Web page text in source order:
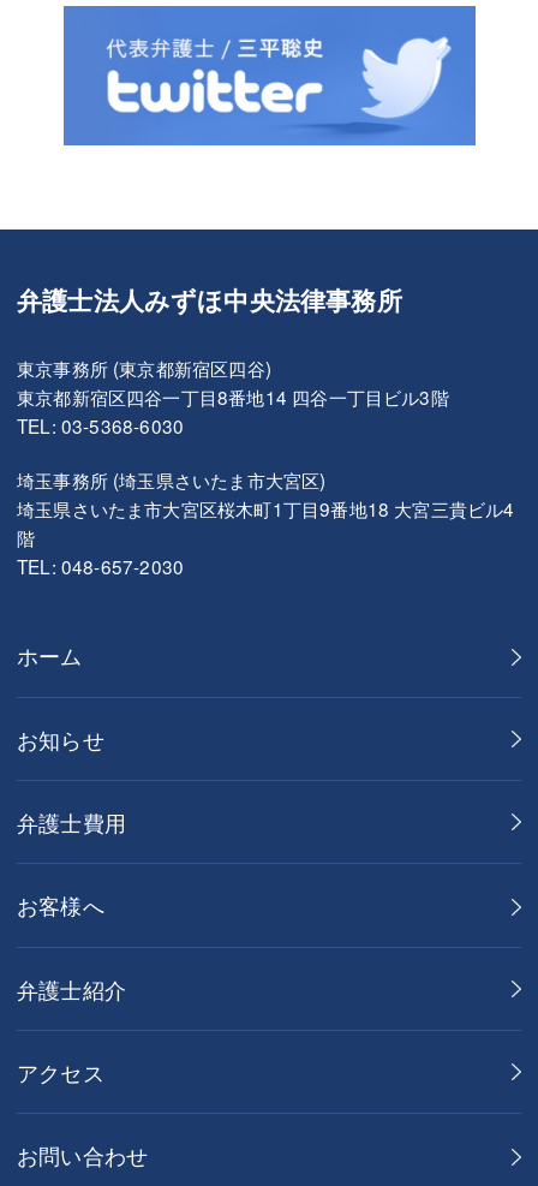
弁護士法人みずほ中央法律事務所
東京事務所 (東京都新宿区四谷)
東京都新宿区四谷一丁目8番地14 四谷一丁目ビル3階
TEL: 03-5368-6030
埼玉事務所 (埼玉県さいたま市大宮区)
埼玉県さいたま市大宮区桜木町1丁目9番地18 大宮三貴ビル4
階
TEL: 048-657-2030
ホーム
お知らせ
弁護士費用
お客様へ
弁護士紹介
アクセス
お問い合わせ